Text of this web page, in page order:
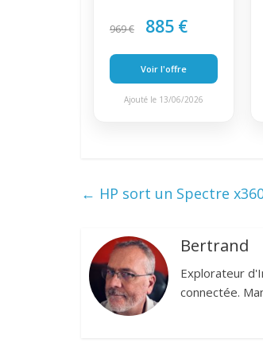
969 € 885 €
Voir l'offre
Ajouté le 13/06/2026
← HP sort un Spectre
Bertrand
Explorateur
connectée.